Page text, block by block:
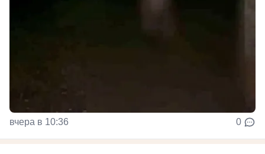
вчера в 10:36 0